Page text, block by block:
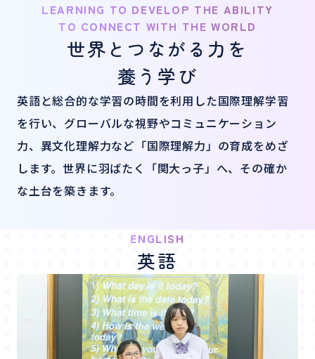
LEARNING TO DEVELOP THE ABILITY
TO CONNECT WITH THE WORLD
世界とつながる力を
養う学び
英語と総合的な学習の時間を利用した国際理解学習
を行い、グローバルな視野やコミュニケーション
力、異文化理解力など「国際理解力」の育成をめざ
します。世界に羽ばたく「関大っ子」へ、その確か
な土台を築きます。
ENGLISH
英語